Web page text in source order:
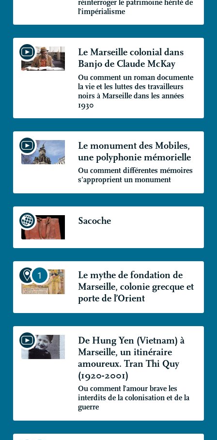
réinterroger le patrimoine hérité de
l’impérialisme
Le Marseille colonial dans
Banjo de Claude McKay
Ou comment un roman documente
la vie et les luttes des travailleurs
noirs à Marseille dans les années
1930
Le monument des Mobiles,
une polyphonie mémorielle
Ou comment différentes mémoires
s’approprient un monument
Sacoche
Le mythe de fondation de
Marseille, colonie grecque et
porte de l’Orient
De Hung Yen (Vietnam) à
Marseille, un itinéraire
amoureux. Tran Thi Quy
(1920-2001)
Ou comment l’amour brave les
interdits de la colonisation et de la
guerre